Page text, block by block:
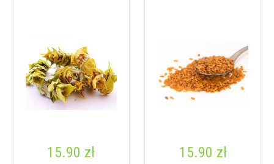
15.90 zł 15.90 zł